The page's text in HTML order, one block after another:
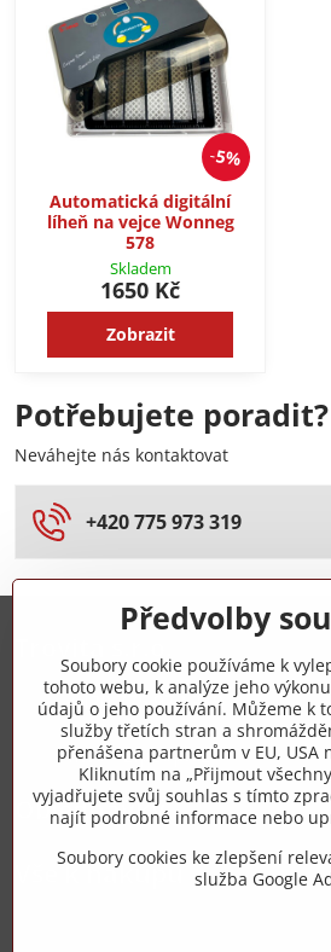
5%
Automatická digitální
líheň na vejce Wonneg
578
Skladem
1650 Kč
Zobrazit
Potřebujete poradit?
Neváhejte nás kontaktovat
+420 775 973 319
+420 775 973 319
info​@zipzop​.cz
Objednávky
Vše k nákupu
Předvolby
Soubory cookie používáme k
tohoto webu, k analýze jeho
údajů o jeho používání. Můžeme k
služby třetích stran a
přenášena partnerům v EU, USA
Kliknutím na „Přijmout
vyjadřujete svůj souhlas s tímto
najít podrobné informace nebo
Soubory cookies ke zlepšení
služba Google